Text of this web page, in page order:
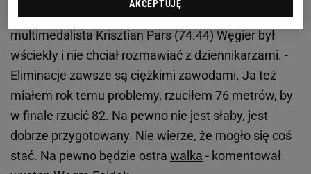
weszli dzięki temu także 38-letni Ziółkowski (74.93) i
multimedalista Krisztian Pars (74.44) Węgier był
wściekły i nie chciał rozmawiać z dziennikarzami. -
Eliminacje zawsze są ciężkimi zawodami. Ja też
miałem rok temu problemy, rzuciłem 76 metrów, by
w finale rzucić 82. Na pewno nie jest słaby, jest
dobrze przygotowany. Nie wierze, że mogło się coś
stać. Na pewno będzie ostra walka - komentował
AKCEPTUJĘ